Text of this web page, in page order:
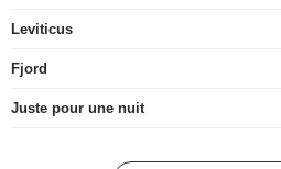
Leviticus
Fjord
Juste pour une nuit